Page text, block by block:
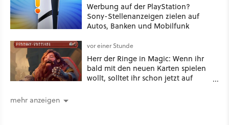
Werbung auf der PlayStation?
Sony-Stellenanzeigen zielen auf
Autos, Banken und Mobilfunk
vor einer Stunde
Herr der Ringe in Magic: Wenn ihr
bald mit den neuen Karten spielen
wollt, solltet ihr schon jetzt auf
mehr anzeigen